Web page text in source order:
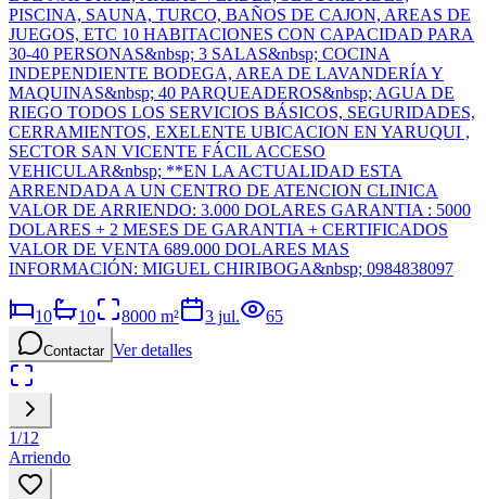
PISCINA, SAUNA, TURCO, BAÑOS DE CAJON, AREAS DE
JUEGOS, ETC 10 HABITACIONES CON CAPACIDAD PARA
30-40 PERSONAS&nbsp; 3 SALAS&nbsp; COCINA
INDEPENDIENTE BODEGA, AREA DE LAVANDERÍA Y
MAQUINAS&nbsp; 40 PARQUEADEROS&nbsp; AGUA DE
RIEGO TODOS LOS SERVICIOS BÁSICOS, SEGURIDADES,
CERRAMIENTOS, EXELENTE UBICACION EN YARUQUI ,
SECTOR SAN VICENTE FÁCIL ACCESO
VEHICULAR&nbsp; **EN LA ACTUALIDAD ESTA
ARRENDADA A UN CENTRO DE ATENCION CLINICA
VALOR DE ARRIENDO: 3.000 DOLARES GARANTIA : 5000
DOLARES + 2 MESES DE GARANTIA + CERTIFICADOS
VALOR DE VENTA 689.000 DOLARES MAS
INFORMACIÓN: MIGUEL CHIRIBOGA&nbsp; 0984838097
10 10 8000 m² 3 jul. 65
Contactar Ver detalles
1/12
Arriendo